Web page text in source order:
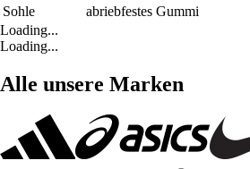
Sohle
abriebfestes Gummi
Loading...
Loading...
Alle unsere Marken